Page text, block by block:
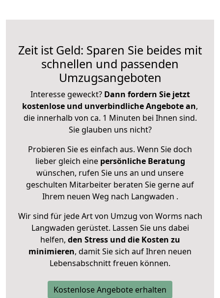
Zeit ist Geld: Sparen Sie beides mit
schnellen und passenden
Umzugsangeboten
Interesse geweckt? Dann fordern Sie jetzt
kostenlose und unverbindliche Angebote an,
die innerhalb von ca. 1 Minuten bei Ihnen sind.
Sie glauben uns nicht?
Probieren Sie es einfach aus. Wenn Sie doch
lieber gleich eine persönliche Beratung
wünschen, rufen Sie uns an und unsere
geschulten Mitarbeiter beraten Sie gerne auf
Ihrem neuen Weg nach Langwaden .
Wir sind für jede Art von Umzug von Worms nach
Langwaden gerüstet. Lassen Sie uns dabei
helfen, den Stress und die Kosten zu
minimieren, damit Sie sich auf Ihren neuen
Lebensabschnitt freuen können.
Kostenlose Angebote erhalten